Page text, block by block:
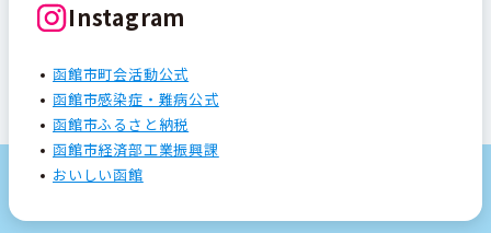
Instagram
函館市町会活動公式
函館市感染症・難病公式
函館市ふるさと納税
函館市経済部工業振興課
おいしい函館